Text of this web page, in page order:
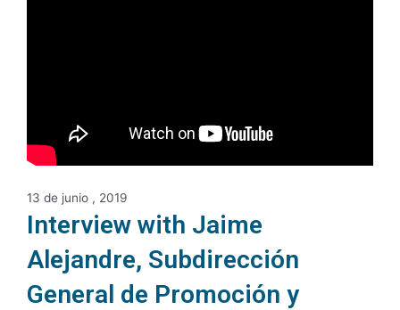
13 de junio , 2019
Interview with Jaime
Alejandre, Subdirección
General de Promoción y